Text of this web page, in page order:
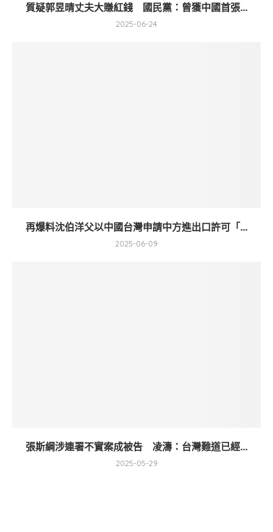
質疑郭昱晴丈夫大賺紅錢 國民黨：曾獲中國首張...
2025-06-24
再爆料沈伯洋父以中國台灣申請中方進出口許可「...
2025-06-09
張斯綱涉連署不實案成被告 凌濤：台灣難道已經...
2025-05-29